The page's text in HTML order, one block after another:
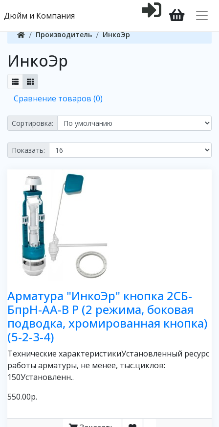
Дюйм и Компания
Производитель ИнкоЭр
ИнкоЭр
Сравнение товаров (0)
Сортировка:
Показать:
Арматура "ИнкоЭр" кнопка 2СБ-
БпрН-АА-В Р (2 режима, боковая
подводка, хромированная кнопка)
(5-2-3-4)
Технические характеристикиУстановленный ресурс
работы арматуры, не менее, тыс.циклов:
150Установленн..
550.00р.